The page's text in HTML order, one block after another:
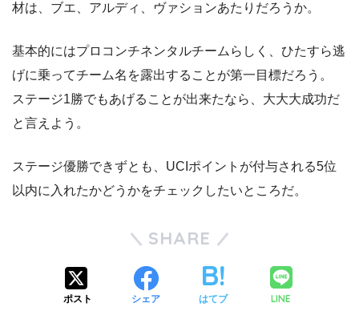
材は、ブエ、アルディ、ヴァションあたりだろうか。
基本的にはプロコンチネンタルチームらしく、ひたすら逃
げに乗ってチーム名を露出することが第一目標だろう。
ステージ1勝でもあげることが出来たなら、大大大成功だ
と言えよう。
ステージ優勝できずとも、UCIポイントが付与される5位
以内に入れたかどうかをチェックしたいところだ。
SHARE
ポスト シェア はてブ LINE